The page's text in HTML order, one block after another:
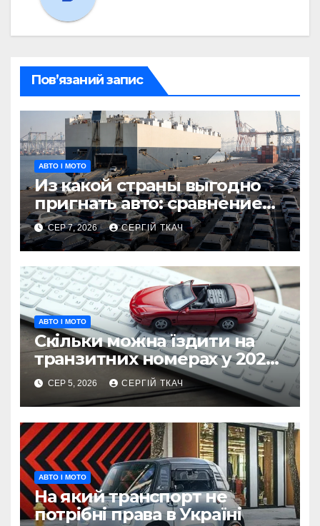
Пов’язаний запис
АВТО І МОТО
Из какой страны выгодно
пригнать авто: сравнение
США, Европы и Кореи
СЕР 7, 2026 СЕРГІЙ ТКАЧ
АВТО І МОТО
Скільки можна їздити на
транзитних номерах у 2026
році
СЕР 5, 2026 СЕРГІЙ ТКАЧ
АВТО І МОТО
На який транспорт не
потрібні права в Україні